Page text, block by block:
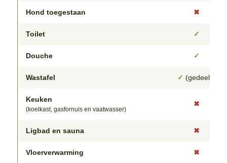
Hond toegestaan ✖
Toilet ✓
Douche ✓
Wastafel ✓ (gedeeld)
Keuken
(koelkast, gasfornuis en vaatwasser)
✖
Ligbad en sauna ✖
Vloerverwarming ✖